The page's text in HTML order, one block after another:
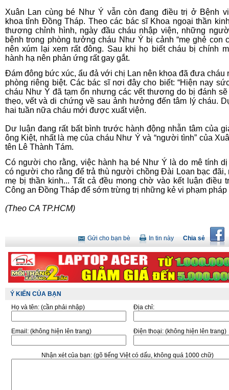
Xuân Lan cùng bé Như Ý vẫn còn đang điều trị ở Bệnh
khoa tỉnh Đồng Tháp. Theo các bác sĩ Khoa ngoại thần
thương chỉnh hình, ngày đầu cháu nhập viện, những
bệnh trong phòng tưởng cháu Như Ý bị cảnh “mẹ ghẻ con
nên xúm lại xem rất đông. Sau khi họ biết cháu bị chính
hành hạ nên phản ứng rất gay gắt.
Đám đông bức xúc, ẩu đả với chị Lan nên khoa đã đưa cháu
phòng riêng biệt. Các bác sĩ nơi đây cho biết: “Hiện nay
cháu Như Ý đã tạm ổn nhưng các vết thương do bị đánh
thẹo, vết và di chứng về sau ảnh hưởng đến tâm lý cháu.
hai tuần nữa cháu mới được xuất viện.
Dư luận đang rất bất bình trước hành động nhẫn tâm của
ông Kiệt, nhất là mẹ của cháu Như Ý và “người tình” của
tên Lê Thành Tám.
Có người cho rằng, việc hành hạ bé Như Ý là do mê tính dị
có người cho rằng để trả thù người chồng Đài Loan bạc
mẹ bị thần kinh... Tất cả đều mong chờ vào kết luận điều
Công an Đồng Tháp để sớm trừng trị những kẻ vi phạm
(Theo CA TP.HCM)
Chia sẻ
In tin này
Gửi cho bạn bè
Ý KIẾN CỦA BẠN
Họ và tên: (cần phải nhập) Địa chỉ:
Email: (không hiện lên trang) Điện thoại: (không hiện lên trang)
Nhận xét của bạn:(gõ tiếng Việt có dấu, không quá 1000 chữ)